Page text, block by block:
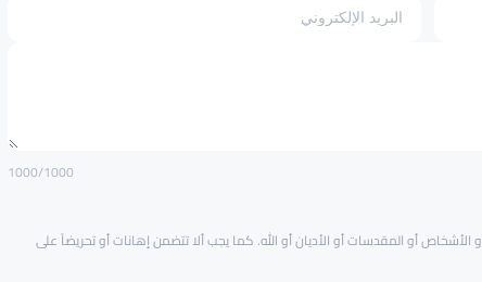
1000/1000
الأشخاص أو المقدسات أو الأديان أو الله. كما يجب ألا تتضمن إهانات أو تحريضاً على